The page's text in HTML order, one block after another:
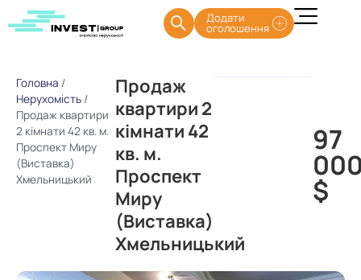
Додати
оголошення
Головна /
Нерухомість /
Продаж квартири
2 кімнати 42 кв. м.
Проспект Миру
(Виставка)
Хмельницький
Продаж
квартири 2
кімнати 42
кв. м.
Проспект
Миру
(Виставка)
Хмельницький
97
$